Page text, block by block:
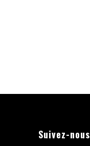
Suivez-nous